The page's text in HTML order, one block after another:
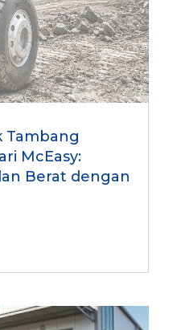
Tambang
McEasy:
Berat dengan